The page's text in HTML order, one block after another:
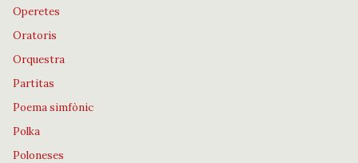
Operetes
Oratoris
Orquestra
Partitas
Poema simfònic
Polka
Poloneses